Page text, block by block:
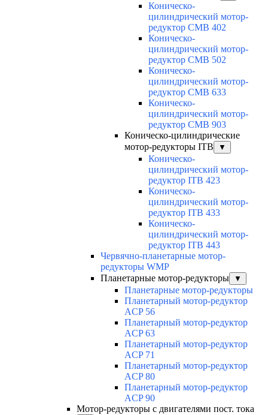
Коническо-
цилиндрический мотор-
редуктор CMB 402
Коническо-
цилиндрический мотор-
редуктор CMB 502
Коническо-
цилиндрический мотор-
редуктор CMB 633
Коническо-
цилиндрический мотор-
редуктор CMB 903
Коническо-цилиндрические
мотор-редукторы ITB
▼
Коническо-
цилиндрический мотор-
редуктор ITB 423
Коническо-
цилиндрический мотор-
редуктор ITB 433
Коническо-
цилиндрический мотор-
редуктор ITB 443
Червячно-планетарные мотор-
редукторы WMP
Планетарные мотор-редукторы
▼
Планетарные мотор-редукторы
Планетарный мотор-редуктор
ACP 56
Планетарный мотор-редуктор
ACP 63
Планетарный мотор-редуктор
ACP 71
Планетарный мотор-редуктор
ACP 80
Планетарный мотор-редуктор
ACP 90
Мотор-редукторы с двигателями пост. тока